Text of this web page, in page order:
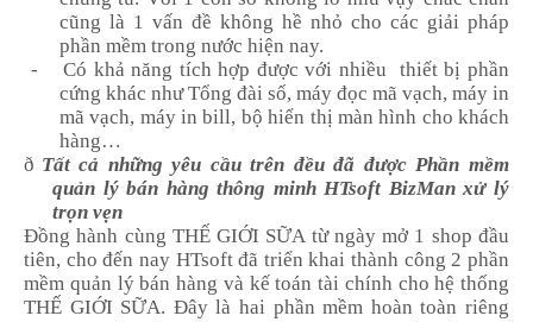
cũng là 1 vấn đề không hề nhỏ cho các giải pháp
phần mềm trong nước hiện nay.
-
Có khả năng tích hợp được với nhiều
thiết bị phần
cứng khác như Tổng đài số, máy đọc mã vạch, máy in
mã vạch, máy in bill, bộ hiển thị màn hình cho khách
hàng…
ð Tất cả những yêu cầu trên đều đã đượcPhần mềm
quản lý bán hàng thông minh HTsoft BizManxử lý
trọn vẹn
Đồng hành cùng THẾ GIỚI SỮA từ ngày mở 1 shop đầu
tiên, cho đến nay HTsoft đã triển khai thành công 2phần
mềm quản lý bán hàng và kế toán tài chính cho hệ thống
THẾ GIỚI SỮA. Đây là hai phần mềm hoàn toàn riêng